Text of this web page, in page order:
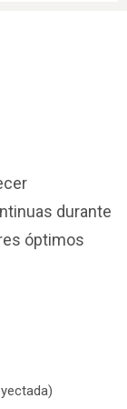
durante
óptimos